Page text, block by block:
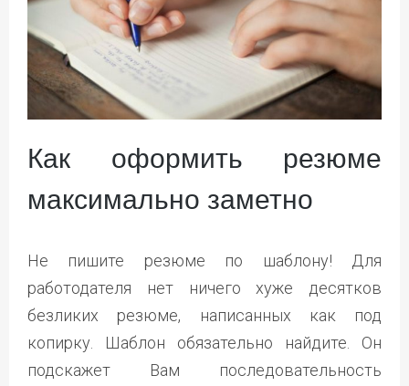
Как оформить резюме
максимально заметно
Не пишите резюме по шаблону! Для
работодателя нет ничего хуже десятков
безликих резюме, написанных как под
копирку. Шаблон обязательно найдите. Он
подскажет Вам последовательность